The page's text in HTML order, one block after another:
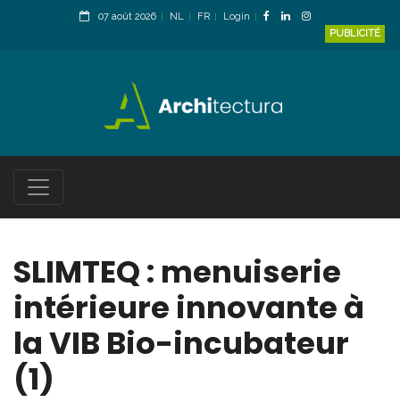
07 août 2026 NL FR
Login
PUBLICITÉ
SLIMTEQ : menuiserie
intérieure innovante à
la VIB Bio-incubateur
(1)